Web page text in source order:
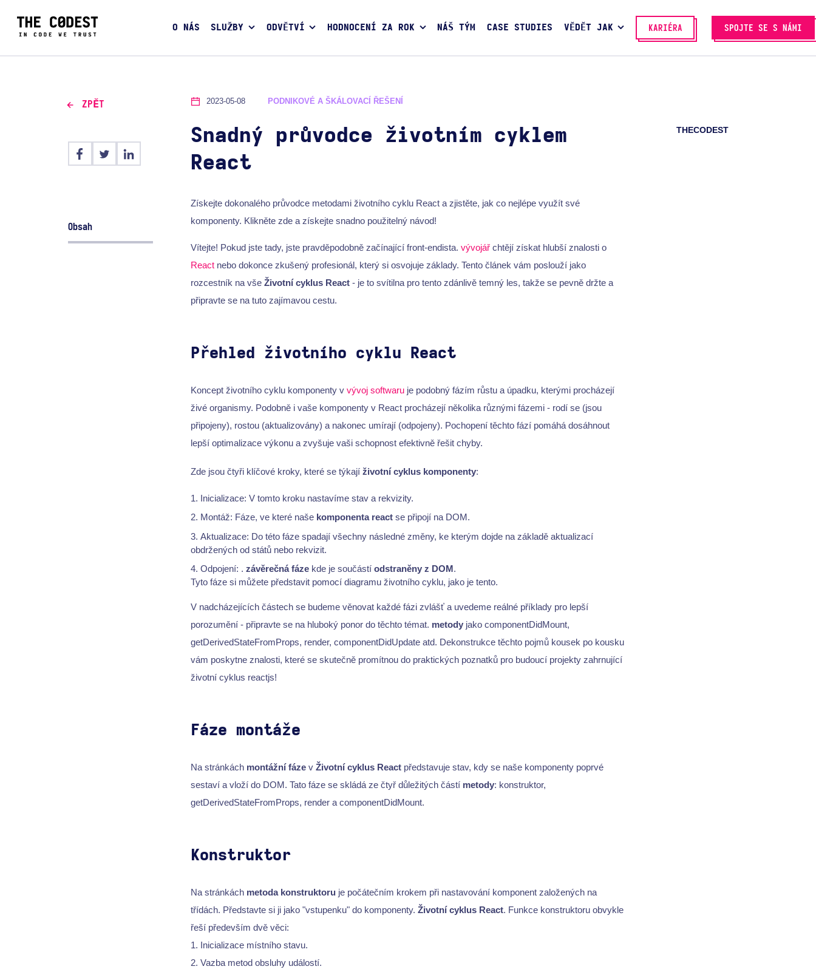
O NÁS SLUŽBY ODVĚTVÍ HODNOCENÍ ZA ROK NÁŠ TÝM CASE STUDIES VĚDĚT JAK KARIÉRA SPOJTE SE S NÁMI
ZPĚT
Obsah
2023-05-08 PODNIKOVÉ A ŠKÁLOVACÍ ŘEŠENÍ
Snadný průvodce životním cyklem
React
THECODEST
Získejte dokonalého průvodce metodami životního cyklu React a zjistěte, jak co nejlépe využít své
komponenty. Klikněte zde a získejte snadno použitelný návod!
Vítejte! Pokud jste tady, jste pravděpodobně začínající front-endista. vývojářchtějí získat hlubší znalosti o
Reactnebo dokonce zkušený profesionál, který si osvojuje základy. Tento článek vám poslouží jako
rozcestník na vše Životní cyklus React- je to svítilna pro tento zdánlivě temný les, takže se pevně držte a
připravte se na tuto zajímavou cestu.
Přehled životního cyklu React
Koncept životního cyklu komponenty v vývoj softwaruje podobný fázím růstu a úpadku, kterými procházejí
živé organismy. Podobně i vaše komponenty v React procházejí několika různými fázemi - rodí se (jsou
připojeny), rostou (aktualizovány) a nakonec umírají (odpojeny). Pochopení těchto fází pomáhá dosáhnout
lepší optimalizace výkonu a zvyšuje vaši schopnost efektivně řešit chyby.
Zde jsou čtyři klíčové kroky, které se týkají životní cyklus komponenty:
Inicializace: V tomto kroku nastavíme stav a rekvizity.
Montáž: Fáze, ve které naše komponenta reactse připojí na DOM.
Aktualizace: Do této fáze spadají všechny následné změny, ke kterým dojde na základě aktualizací
obdržených od států nebo rekvizit.
Odpojení: . závěrečná fázekde je součástí odstraněny z DOM.
Tyto fáze si můžete představit pomocí diagramu životního cyklu, jako je tento.
V nadcházejících částech se budeme věnovat každé fázi zvlášť a uvedeme reálné příklady pro lepší
porozumění - připravte se na hluboký ponor do těchto témat. metodyjako componentDidMount,
getDerivedStateFromProps, render, componentDidUpdate atd. Dekonstrukce těchto pojmů kousek po kousku
vám poskytne znalosti, které se skutečně promítnou do praktických poznatků pro budoucí projekty zahrnující
životní cyklus reactjs!
Fáze montáže
Na stránkách montážní fázev Životní cyklus Reactpředstavuje stav, kdy se naše komponenty poprvé
sestaví a vloží do DOM. Tato fáze se skládá ze čtyř důležitých částí metody: konstruktor,
getDerivedStateFromProps, render a componentDidMount.
Konstruktor
Na stránkách metoda konstruktoru je počátečním krokem při nastavování komponent založených na
třídách. Představte si ji jako "vstupenku" do komponenty. Životní cyklus React. Funkce konstruktoru obvykle
řeší především dvě věci:
1. Inicializace místního stavu.
2. Vazba metod obsluhy událostí.